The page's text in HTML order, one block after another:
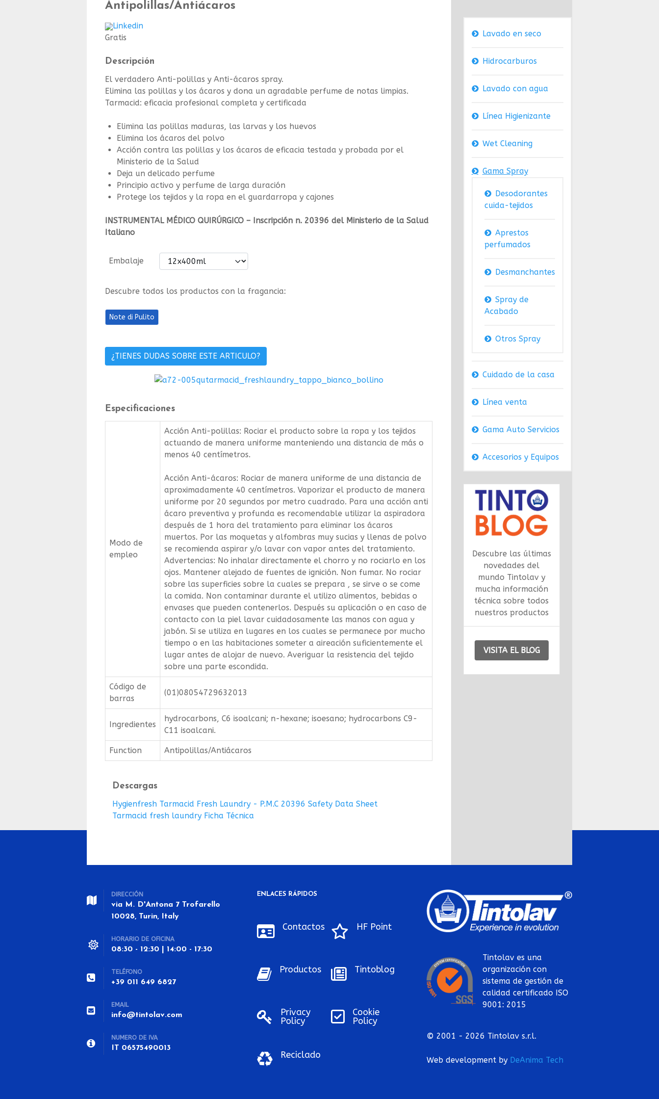
Antipolillas/Antiácaros
Linkedin
Gratis
Descripción
El verdadero Anti-polillas y Anti-ácaros spray.
Elimina las polillas y los ácaros y dona un agradable perfume de notas limpias.
Tarmacid: eficacia profesional completa y certificada
Elimina las polillas maduras, las larvas y los huevos
Elimina los ácaros del polvo
Acción contra las polillas y los ácaros de eficacia testada y probada por el
Ministerio de la Salud
Deja un delicado perfume
Principio activo y perfume de larga duración
Protege los tejidos y la ropa en el guardarropa y cajones
INSTRUMENTAL MÉDICO QUIRÚRGICO – Inscripción n. 20396 del Ministerio de la Salud
Italiano
Embalaje
Descubre todos los productos con la fragancia:
Note di Pulito
¿TIENES DUDAS SOBRE ESTE ARTICULO?
Especificaciones
Modo de
empleo
Acción Anti-polillas: Rociar el producto sobre la ropa y los tejidos
actuando de manera uniforme manteniendo una distancia de más o
menos 40 centímetros.
Acción Anti-ácaros: Rociar de manera uniforme de una distancia de
aproximadamente 40 centímetros. Vaporizar el producto de manera
uniforme por 20 segundos por metro cuadrado. Para una acción anti
ácaro preventiva y profunda es recomendable utilizar la aspiradora
después de 1 hora del tratamiento para eliminar los ácaros
muertos. Por las moquetas y alfombras muy sucias y llenas de polvo
se recomienda aspirar y/o lavar con vapor antes del tratamiento.
Advertencias: No inhalar directamente el chorro y no rociarlo en los
ojos. Mantener alejado de fuentes de ignición. Non fumar. No rociar
sobre las superficies sobre la cuales se prepara , se sirve o se come
la comida. Non contaminar durante el utilizo alimentos, bebidas o
envases que pueden contenerlos. Después su aplicación o en caso de
contacto con la piel lavar cuidadosamente las manos con agua y
jabón. Si se utiliza en lugares en los cuales se permanece por mucho
tiempo o en las habitaciones someter a aireación suficientemente el
lugar antes de alojar de nuevo. Averiguar la resistencia del tejido
sobre una parte escondida.
Código de
barras
(01)08054729632013
Ingredientes
hydrocarbons, C6 isoalcani; n-hexane; isoesano; hydrocarbons C9-
C11 isoalcani.
Function Antipolillas/Antiácaros
Descargas
Hygienfresh Tarmacid Fresh Laundry - P.M.C 20396 Safety Data Sheet
Tarmacid fresh laundry Ficha Técnica
Lavado en seco
Hidrocarburos
Lavado con agua
Línea Higienizante
Wet Cleaning
Gama Spray
Desodorantes
cuida-tejidos
Aprestos
perfumados
Desmanchantes
Spray de
Acabado
Otros Spray
Cuidado de la casa
Línea venta
Gama Auto Servicios
Accesorios y Equipos
Descubre las últimas
novedades del
mundo Tintolav y
mucha información
técnica sobre todos
nuestros productos
VISITA EL BLOG
DIRECCIÓN
via M. D'Antona 7 Trofarello
10028, Turin, Italy
HORARIO DE OFICINA
08:30 - 12:30 | 14:00 - 17:30
TELÉFONO
+39 011 649 6827
EMAIL
info@tintolav.com
NUMERO DE IVA
IT 06575490013
ENLACES RÁPIDOS
Contactos HF Point
Productos Tintoblog
Privacy
Policy
Cookie
Policy
Reciclado
Tintolav es una
organización con
sistema de gestión de
calidad certificado ISO
9001: 2015
© 2001 - 2026 Tintolav s.r.l.
Web development by DeAnima Tech
Inscríbete al boletín
informativo
Para los últimos lanzamientos de productos y
noticias